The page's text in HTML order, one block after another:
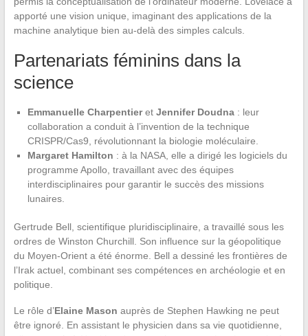
apporté une vision unique, imaginant des applications de la
machine analytique bien au-delà des simples calculs.
Partenariats féminins dans la
science
Emmanuelle Charpentieret Jennifer Doudna: leur
collaboration a conduit à l’invention de la technique
CRISPR/Cas9, révolutionnant la biologie moléculaire.
Margaret Hamilton : à la NASA, elle a dirigé les logiciels du
programme Apollo, travaillant avec des équipes
interdisciplinaires pour garantir le succès des missions
lunaires.
Gertrude Bell, scientifique pluridisciplinaire, a travaillé sous les
ordres de Winston Churchill. Son influence sur la géopolitique
du Moyen-Orient a été énorme. Bell a dessiné les frontières de
l’Irak actuel, combinant ses compétences en archéologie et en
politique.
Le rôle d’Elaine Mason auprès de Stephen Hawking ne peut
être ignoré. En assistant le physicien dans sa vie quotidienne,